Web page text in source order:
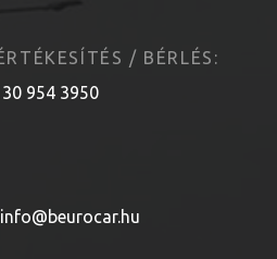
/ BÉRLÉS:
954 3950
info@beurocar.hu